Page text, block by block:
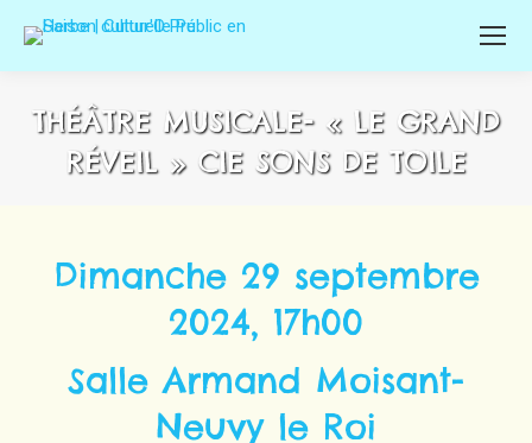
THÉÂTRE MUSICALE- « LE GRAND
RÉVEIL » CIE SONS DE TOILE
Dimanche 29 septembre
2024, 17h00
Salle Armand Moisant-
Neuvy le Roi